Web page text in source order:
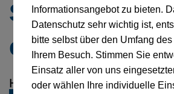
Informationsangebot zu bieten.
Datenschutz sehr wichtig ist,
bitte selbst über den Umfang
Ihrem Besuch. Stimmen Sie
Einsatz aller von uns
oder wählen Ihre individuelle
e.V.
Homepage:https://vba-